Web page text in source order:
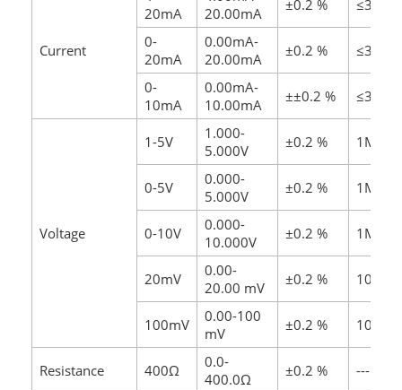
Current
20mA
20.00mA
±0.2 % ≤300Ω
0-
20mA
0.00mA-
20.00mA
±0.2 % ≤300Ω
0-
10mA
0.00mA-
10.00mA
±±0.2 % ≤300Ω
Voltage
1-5V
1.000-
5.000V
±0.2 % 1MΩ
0-5V
0.000-
5.000V
±0.2 % 1MΩ
0-10V
0.000-
10.000V
±0.2 % 1MΩ
20mV
0.00-
20.00 mV
±0.2 % 10MΩ
100mV
0.00-100
mV
±0.2 % 10MΩ
Resistance 400Ω
0.0-
400.0Ω
±0.2 % ---